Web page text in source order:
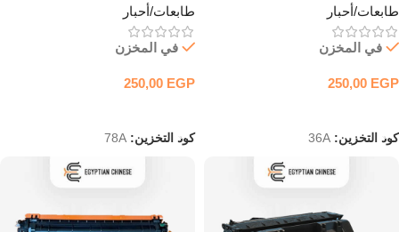
طابعات/أحبار
في المخزن
250,00 EGP
كود التخزين: 36A
متوافقة
طابعات/أحبار
في المخزن
250,00 EGP
كود التخزين: 78A